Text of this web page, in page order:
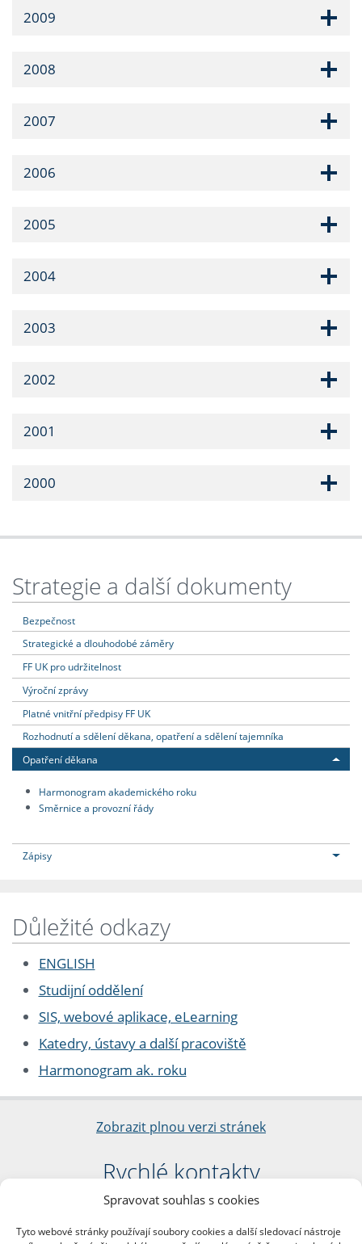
Spravovat souhlas s cookies
Tyto webové stránky používají soubory cookies a další sledovací nástroje
2009
2008
2007
2006
2005
2004
2003
2002
2001
2000
Strategie a další dokumenty
Bezpečnost
Strategické a dlouhodobé záměry
FF UK pro udržitelnost
Výroční zprávy
Platné vnitřní předpisy FF UK
Rozhodnutí a sdělení děkana, opatření a sdělení tajemníka
Opatření děkana
Harmonogram akademického roku
Směrnice a provozní řády
Zápisy
Důležité odkazy
ENGLISH
Studijní oddělení
SIS, webové aplikace, eLearning
Katedry, ústavy a další pracoviště
Harmonogram ak. roku
Zobrazit plnou verzi stránek
Rychlé kontakty
Filozofická fakulta
nám. Jana Palacha 1/2